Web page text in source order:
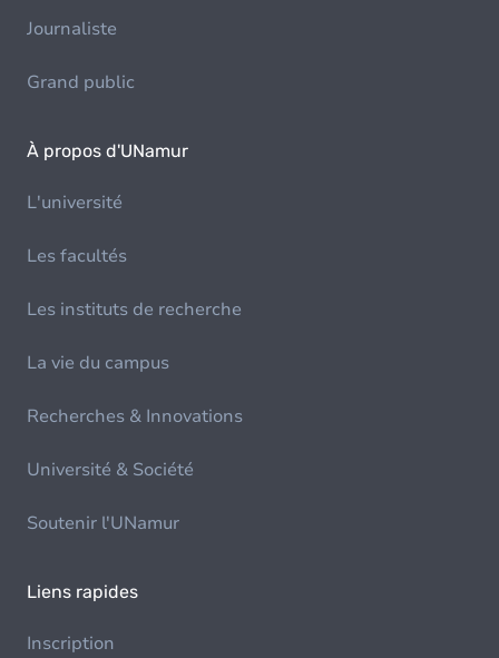
Journaliste
Grand public
À propos d'UNamur
L'université
Les facultés
Les instituts de recherche
La vie du campus
Recherches & Innovations
Université & Société
Soutenir l'UNamur
Liens rapides
Inscription